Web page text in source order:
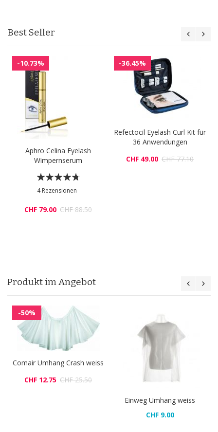
Best Seller
-10.73%
Aphro Celina Eyelash
Wimpernserum
Bewertung:
90%
4Rezensionen
CHF 79.00 CHF 88.50
-36.45%
Refectocil Eyelash Curl Kit für
36 Anwendungen
CHF 49.00 CHF 77.10
Produkt im Angebot
-50%
Comair Umhang Crash weiss
CHF 12.75 CHF 25.50
Einweg Umhang weiss
CHF 9.00